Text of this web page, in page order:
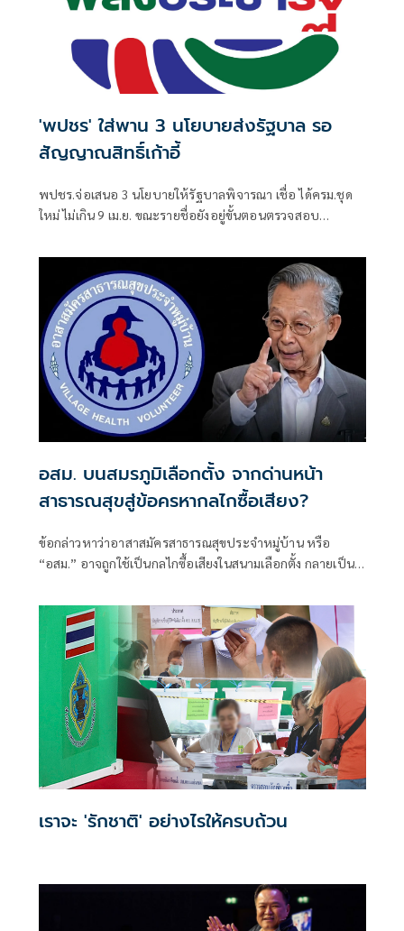
'พปชร' ใส่พาน 3 นโยบายส่งรัฐบาล รอ
สัญญาณสิทธิ์เก้าอี้
พปชร.จ่อเสนอ 3 นโยบายให้รัฐบาลพิจารณา เชื่อ ได้ครม.ชุด
ใหม่ ไม่เกิน 9 เม.ย. ขณะรายชื่อยังอยู่ขั้นตอนตรวจสอบ
อสม. บนสมรภูมิเลือกตั้ง จากด่านหน้า
สาธารณสุขสู่ข้อครหากลไกซื้อเสียง?
ข้อกล่าวหาว่าอาสาสมัครสาธารณสุขประจำหมู่บ้าน หรือ
“อสม.” อาจถูกใช้เป็นกลไกซื้อเสียงในสนามเลือกตั้ง กลายเป็น
เราจะ 'รักชาติ' อย่างไรให้ครบถ้วน